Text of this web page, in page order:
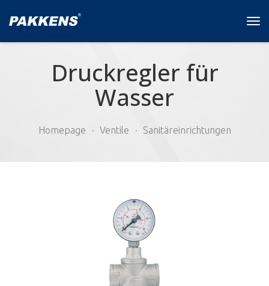
Druckregler für
Wasser
Homepage Ventile Sanitäreinrichtungen